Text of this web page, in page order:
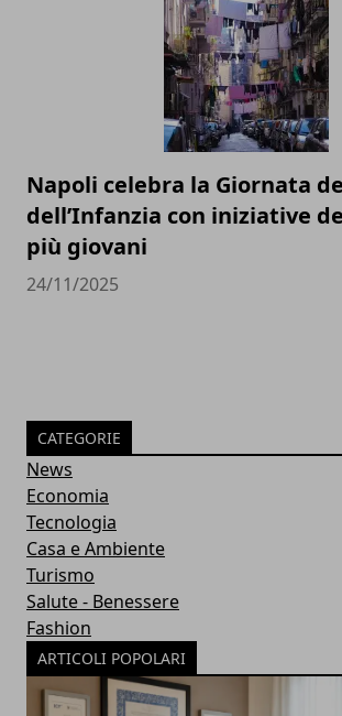
Napoli celebra la Giornata
dell’Infanzia con iniziative
più giovani
24/11/2025
CATEGORIE
News
Economia
Tecnologia
Casa e Ambiente
Turismo
Salute - Benessere
Fashion
ARTICOLI POPOLARI